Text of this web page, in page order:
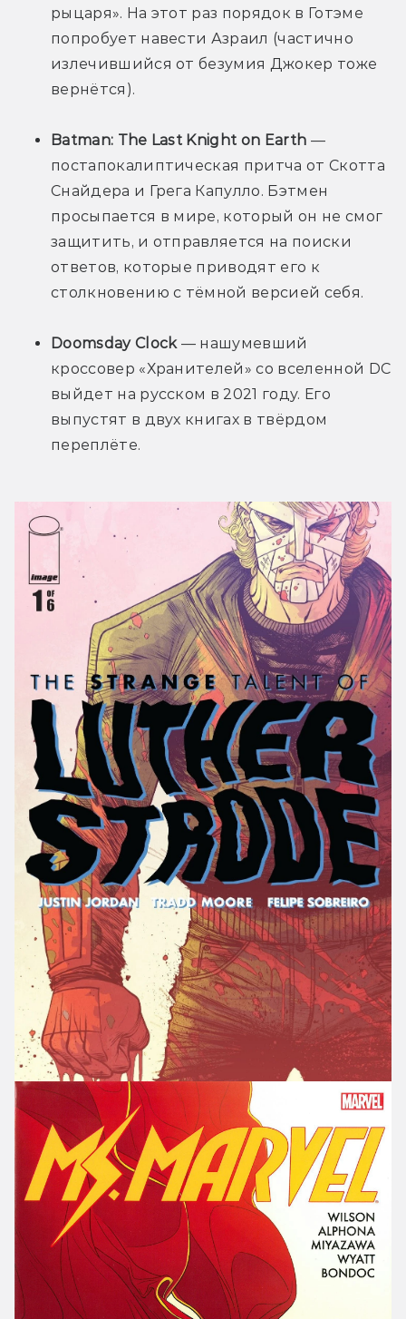
рыцаря». На этот раз порядок в Готэме
попробует навести Азраил (частично
излечившийся от безумия Джокер тоже
вернётся).
Batman: The Last Knight on Earth —
постапокалиптическая притча от Скотта
Снайдера и Грега Капулло. Бэтмен
просыпается в мире, который он не смог
защитить, и отправляется на поиски
ответов, которые приводят его к
столкновению с тёмной версией себя.
Doomsday Clock — нашумевший
кроссовер «Хранителей» со вселенной DC
выйдет на русском в 2021 году. Его
выпустят в двух книгах в твёрдом
переплёте.